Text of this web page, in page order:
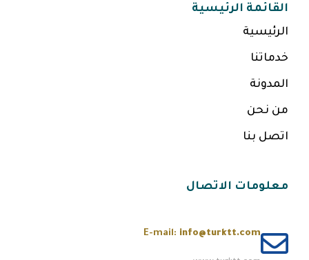
القائمة الرئيسية
الرئيسية
خدماتنا
المدونة
من نحن
اتصل بنا
معلومات الاتصال
E-mail: info@turktt.com